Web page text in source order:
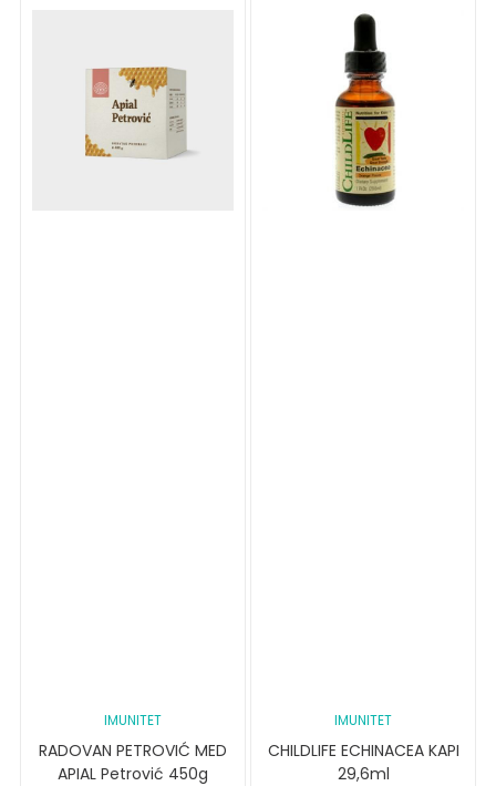
IMUNITET
RADOVAN PETROVIĆ MED
APIAL Petrović 450g
IMUNITET
CHILDLIFE ECHINACEA KAPI
29,6ml